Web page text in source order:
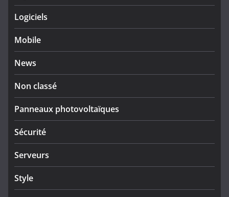
Logiciels
Mobile
News
Non classé
Panneaux photovoltaïques
Sécurité
Serveurs
Style